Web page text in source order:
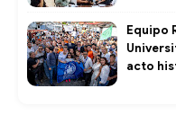
Equipo
acto